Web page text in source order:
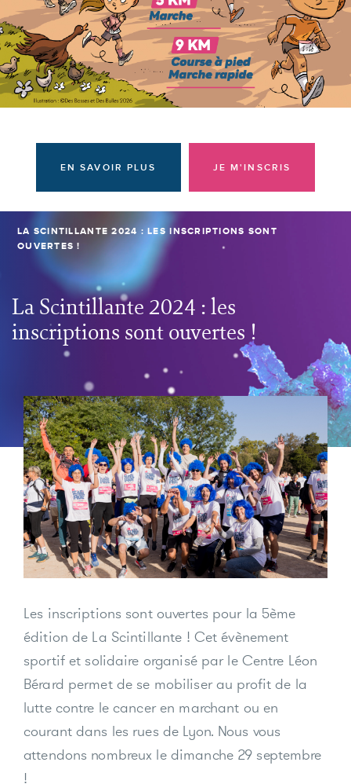
Actualités
Prendre rendez-vous
EN SAVOIR PLUS JE M'INSCRIS
LA SCINTILLANTE 2024 : LES INSCRIPTIONS SONT
OUVERTES !
La Scintillante 2024 : les
inscriptions sont ouvertes !
Les inscriptions sont ouvertes pour la 5ème
édition de La Scintillante ! Cet évènement
sportif et solidaire organisé par le Centre Léon
Bérard permet de se mobiliser au profit de la
lutte contre le cancer en marchant ou en
courant dans les rues de Lyon. Nous vous
attendons nombreux le dimanche 29 septembre
!